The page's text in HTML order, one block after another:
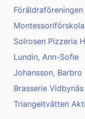
Solrosen Pizzeria
Lundin, Ann-Sofie
Johansson, Barbro
Brasserie
Triangeltvätten